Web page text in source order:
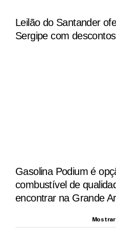
Leilão do Santander
Sergipe com
Gasolina Podium é
combustível de
encontrar na Grande
Mostrar